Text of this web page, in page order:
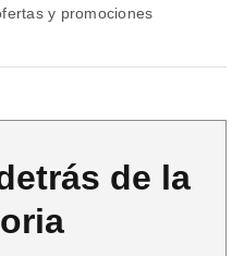
y promociones
de la